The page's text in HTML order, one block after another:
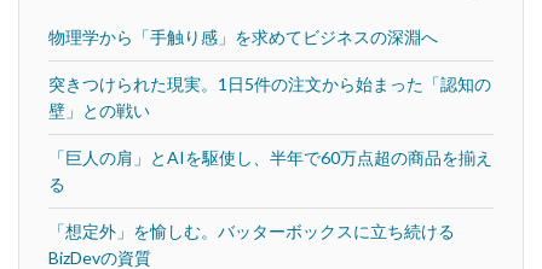
物理学から「手触り感」を求めてビジネスの深淵へ
突きつけられた現実。1日5件の注文から始まった「認知の
壁」との戦い
「巨人の肩」とAIを駆使し、半年で60万点超の商品を揃え
る
「想定外」を愉しむ。バッターボックスに立ち続ける
BizDevの資質